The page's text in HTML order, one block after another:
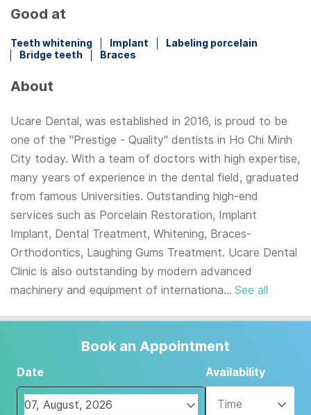
Good at
Teeth whitening Implant
Labeling porcelain
Bridge teeth
Braces
About
Ucare Dental, was established in 2016, is proud to be
one of the "Prestige - Quality" dentists in Ho Chi Minh
City today. With a team of doctors with high expertise,
many years of experience in the dental field, graduated
from famous Universities. Outstanding high-end
services such as Porcelain Restoration, Implant
Implant, Dental Treatment, Whitening, Braces-
Orthodontics, Laughing Gums Treatment. Ucare Dental
Clinic is also outstanding by modern advanced
machinery and equipment of internationa... See all
Book an Appointment
Date Availability
Time